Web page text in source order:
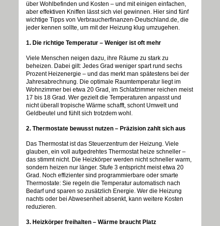
über Wohlbefinden und Kosten – und mit einigen einfachen,
aber effektiven Kniffen lässt sich viel gewinnen. Hier sind fünf
wichtige Tipps von Verbraucherfinanzen-Deutschland.de, die
jeder kennen sollte, um mit der Heizung klug umzugehen.
1. Die richtige Temperatur – Weniger ist oft mehr
Viele Menschen neigen dazu, ihre Räume zu stark zu
beheizen. Dabei gilt: Jedes Grad weniger spart rund sechs
Prozent Heizenergie – und das merkt man spätestens bei der
Jahresabrechnung. Die optimale Raumtemperatur liegt im
Wohnzimmer bei etwa 20 Grad, im Schlafzimmer reichen meist
17 bis 18 Grad. Wer gezielt die Temperaturen anpasst und
nicht überall tropische Wärme schafft, schont Umwelt und
Geldbeutel und fühlt sich trotzdem wohl.
2. Thermostate bewusst nutzen – Präzision zahlt sich aus
Das Thermostat ist das Steuerzentrum der Heizung. Viele
glauben, ein voll aufgedrehtes Thermostat heize schneller –
das stimmt nicht. Die Heizkörper werden nicht schneller warm,
sondern heizen nur länger. Stufe 3 entspricht meist etwa 20
Grad. Noch effizienter sind programmierbare oder smarte
Thermostate: Sie regeln die Temperatur automatisch nach
Bedarf und sparen so zusätzlich Energie. Wer die Heizung
nachts oder bei Abwesenheit absenkt, kann weitere Kosten
reduzieren.
3. Heizkörper freihalten – Wärme braucht Platz